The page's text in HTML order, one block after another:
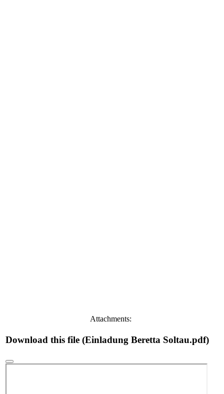
Attachments:
Download this file (Einladung Beretta Soltau.pdf)